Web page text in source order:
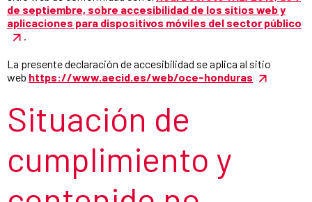
de septiembre, sobre accesibilidad de los sitios web y
aplicaciones para dispositivos móviles del sector público
La presente declaración de accesibilidad se aplica al sitio
web https://www.aecid.es/web/oce-honduras
Situación de
cumplimiento y